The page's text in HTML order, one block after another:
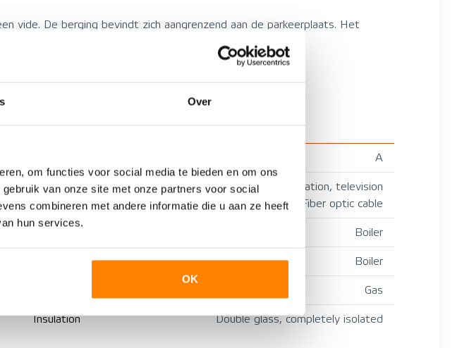
Over
om functies voor social media te bieden en om ons
van onze site met onze partners voor social
combineren met andere informatie die u aan ze heeft
hun services.
OK
vide. De berging bevindt zich aangrenzend aan de parkeerplaats. Het
A
Provisions
Mechanical ventilation, television
cable, Fiber optic cable
Boiler
Boiler
Gas
Insulation Double glass, completely isolated